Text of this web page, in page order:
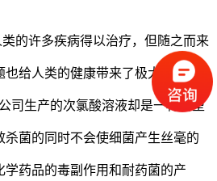
的许多疾病得以治疗，但随之而来
给人类的健康带来了极大的潜在
司生产的次氯酸溶液却是一种新型
杀菌的同时不会使细菌产生丝毫的
药品的毒副作用和耐药菌的产